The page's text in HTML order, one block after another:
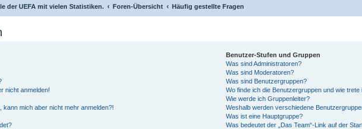
der UEFA mit vielen Statistiken. Foren-Übersicht Häufig gestellte Fragen
nicht anmelden!
mich aber nicht mehr anmelden?!
Benutzer-Stufen und Gruppen
Was sind Administratoren?
Was sind Moderatoren?
Was sind Benutzergruppen?
Wo finde ich die Benutzergruppen und wie trete
Wie werde ich Gruppenleiter?
Weshalb werden verschiedene
Was ist eine Hauptgruppe?
Was bedeutet der „Das Team“-Link auf der